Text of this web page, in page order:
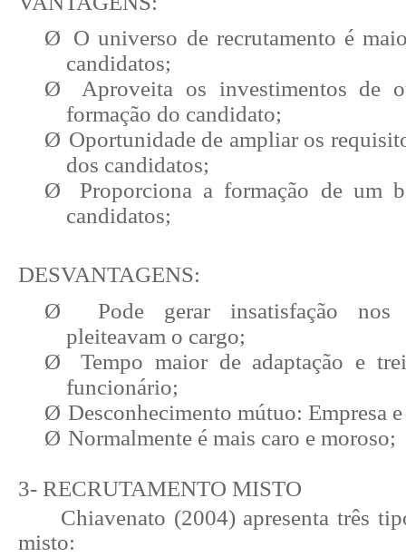
Ø O universo de recrutamento é
candidatos;
Ø
Aproveita os investimentos de
formação do candidato;
Ø Oportunidade de ampliar os
dos candidatos;
Ø
Proporciona a formação de um
candidatos;
DESVANTAGENS:
Ø
Pode gerar insatisfação nos
pleiteavam o cargo;
Ø
Tempo maior de adaptação e
funcionário;
Ø Desconhecimento mútuo: Empresa
Ø Normalmente é mais caro e moroso;
3- RECRUTAMENTO MISTO
Chiavenato (2004) apresenta três
misto: